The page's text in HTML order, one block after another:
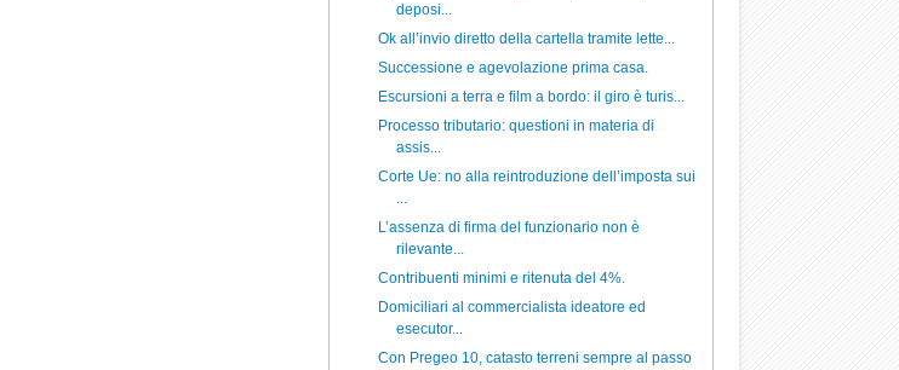
deposi...
Ok all’invio diretto della cartella tramite lette...
Successione e agevolazione prima casa.
Escursioni a terra e film a bordo: il giro è turis...
Processo tributario: questioni in materia di
assis...
Corte Ue: no alla reintroduzione dell’imposta sui
...
L’assenza di firma del funzionario non è
rilevante...
Contribuenti minimi e ritenuta del 4%.
Domiciliari al commercialista ideatore ed
esecutor...
Con Pregeo 10, catasto terreni sempre al passo